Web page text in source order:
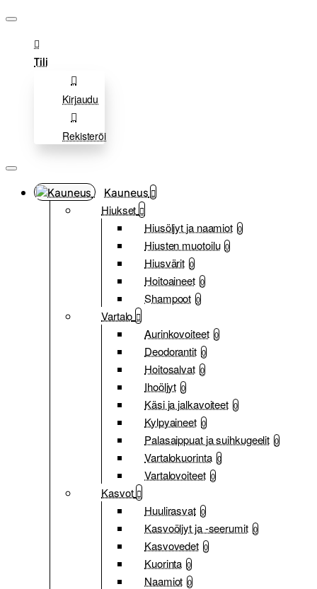
Tili
Kirjaudu
Rekisteröi
Kauneus
Hiukset
Hiusöljyt ja naamiot 0
Hiusten muotoilu 0
Hiusvärit 0
Hoitoaineet 0
Shampoot 0
Vartalo
Aurinkovoiteet 0
Deodorantit 0
Hoitosalvat 0
Ihoöljyt 0
Käsi ja jalkavoiteet 0
Kylpyaineet 0
Palasaippuat ja suihkugeelit 0
Vartalokuorinta 0
Vartalovoiteet 0
Kasvot
Huulirasvat 0
Kasvoöljyt ja -seerumit 0
Kasvovedet 0
Kuorinta 0
Naamiot 0